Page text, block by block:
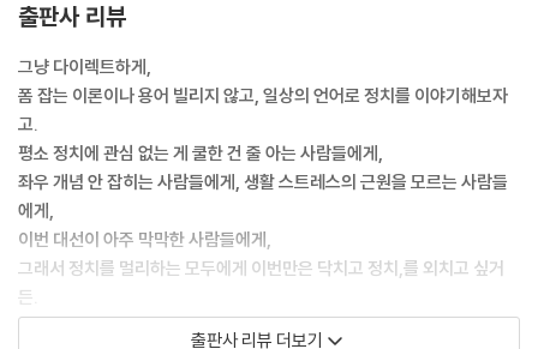
간의 도움을 주도록 하겠다, 지. 그건 복지가 아니라 시혜라는 걸 몰라. 복
지란 불쌍해서 돕는 게 아니라, 공동체의 구성원이라면 당연히 누려야 할
최소한의 권리를 공동으로 보장해주려는 사회적 염치라는 걸 이해할 수가
없는 거야. 나는 우리나라 우파는 원시인을 설명하는 수준에서 백 퍼센트
해석된다고 봐.
이건희 일가는 자본주의 기본 룰까지 무너뜨리고 있다고. 이건희 일가가
그렇게 하면 다른 기업들도 따라하게 되어 있어. 이건희는 그렇게 세금 안
내고 비자금을 만드는데, 왜 나만 정상적으로 해야 하느냐. 국가도 그래. 이
건희 일가가 룰을 지키지 않는 걸 뻔히 보고도 잡아내지 못하는 국가가 어
떻게 다른 구성원들에겐 룰을 요구할 권위가 생기겠냐고. 나도 어떻게든
잡히지 않고서 빠져 나가야겠단 생각을 하는 게 당연하지. 아무도 룰을 안
출판사 리뷰
그냥 다이렉트하게,
폼 잡는 이론이나 용어 빌리지 않고, 일상의 언어로 정치를 이야기해보자
고.
평소 정치에 관심 없는 게 쿨한 건 줄 아는 사람들에게,
좌우 개념 안 잡히는 사람들에게, 생활 스트레스의 근원을 모르는 사람들
에게,
이번 대선이 아주 막막한 사람들에게,
그래서 정치를 멀리하는 모두에게 이번만은 닥치고 정치,를 외치고 싶거
든.
시국이 아주 엄중하거든, 아주. _본문 중에서
출판사 리뷰 더보기